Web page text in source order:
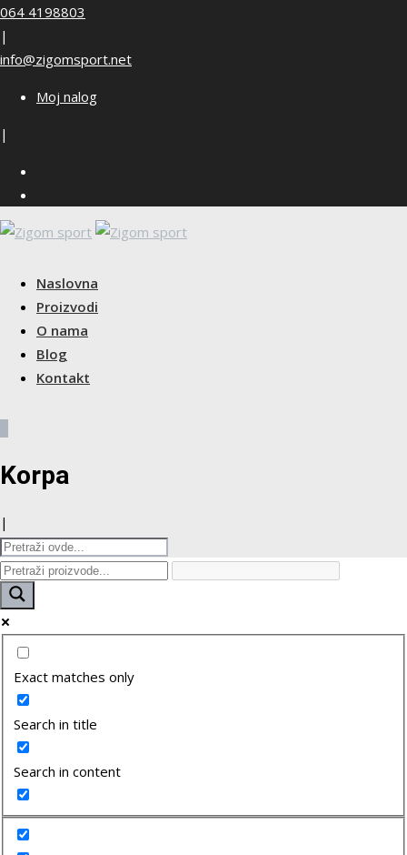
Skip
to
content
064 4198803
|
info@zigomsport.net
Moj nalog
|
Naslovna
Proizvodi
O nama
Blog
Kontakt
Korpa
|
Exact matches only
Search in title
Search in content